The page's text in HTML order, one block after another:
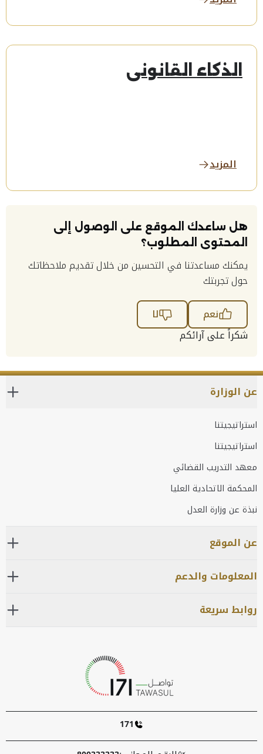
الذكاء القانوني
المزيد
هل ساعدك الموقع على الوصول إلى
المحتوى المطلوب؟
يمكنك مساعدتنا في التحسين من خلال تقديم ملاحظاتك
حول تجربتك
نعم
لا
شكراً على آرائكم
عن الوزارة
استراتيجيتنا
استراتيجيتنا
معهد التدريب القضائي
المحكمة الاتحادية العليا
نبذة عن وزارة العدل
عن الموقع
المعلومات والدعم
روابط سريعة
171